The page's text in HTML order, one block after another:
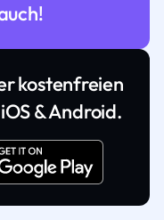
kostenfreien
& Android.